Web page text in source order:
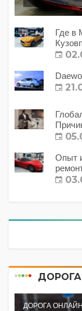
Где в
с
Опыт
ДОРОГА ОНЛАЙН